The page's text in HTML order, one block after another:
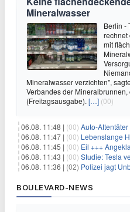
Mineralwasser
Berlin -
rechnet
mit
Mineralwasser verzichten",
Verbandes der
(Freitagsausgabe). […] (00)
06.08. 11:48 | (00) Auto-Attentäter
06.08. 11:47 | (00) Lebenslange Haft
06.08. 11:45 | (00) Eil +++ Angeklagter
06.08. 11:43 | (00) Studie: Tesla
06.08. 11:36 | (02) Polizei jagt
BOULEVARD-NEWS